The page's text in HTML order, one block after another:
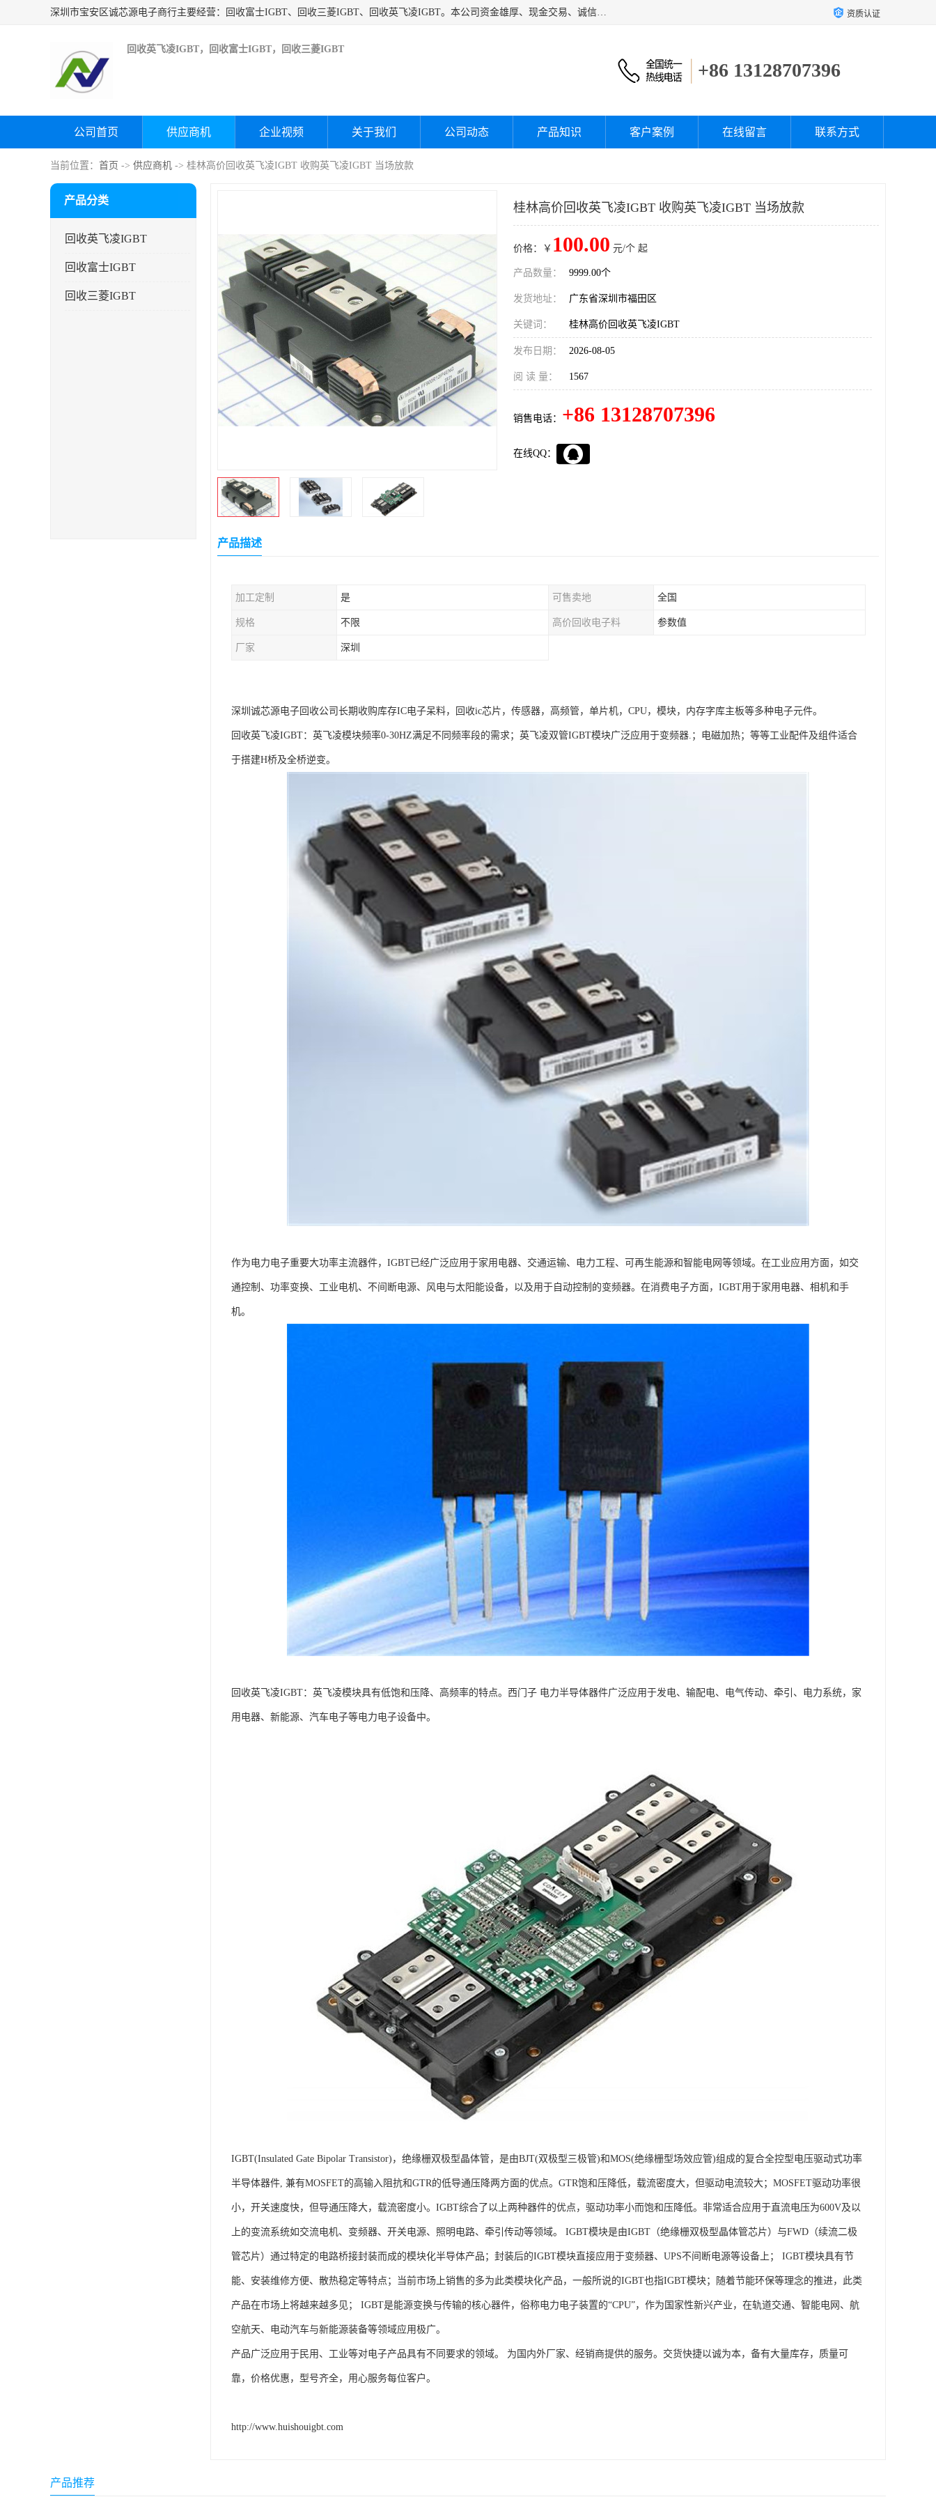
深圳市宝安区诚芯源电子商行主要经营：回收富士IGBT、回收三菱IGBT、回收英飞凌IGBT。本公司资金雄厚、现金交易、诚信待人，经过不断的探索和发展，已形成完善的评估、采购，从而为客户提供快捷价优的库存处理服务，迅速为客户消化库存，回笼资金。 资质认证
回收英飞凌IGBT，回收富士IGBT，回收三菱IGBT
+86 13128707396
公司首页 供应商机 企业视频 关于我们 公司动态 产品知识 客户案例 在线留言 联系方式
当前位置： 首页 -> 供应商机 -> 桂林高价回收英飞凌IGBT 收购英飞凌IGBT 当场放款
产品分类
回收英飞凌IGBT
回收富士IGBT
回收三菱IGBT
桂林高价回收英飞凌IGBT 收购英飞凌IGBT 当场放款
价格：￥ 100.00 元/个 起
产品数量： 9999.00个
发货地址： 广东省深圳市福田区
关键词： 桂林高价回收英飞凌IGBT
发布日期： 2026-08-05
阅 读 量： 1567
销售电话： +86 13128707396
在线QQ：
产品描述
加工定制 是 可售卖地 全国
规格 不限 高价回收电子料 参数值
厂家 深圳
深圳诚芯源电子回收公司长期收购库存IC电子呆料，回收ic芯片，传感器，高频管，单片机，CPU，模块，内存字库主板等多种电子元件。
回收英飞凌IGBT：英飞凌模块频率0-30HZ满足不同频率段的需求；英飞凌双管IGBT模块广泛应用于变频器.；电磁加热；等等工业配件及组件适合
于搭建H桥及全桥逆变。
作为电力电子重要大功率主流器件，IGBT已经广泛应用于家用电器、交通运输、电力工程、可再生能源和智能电网等领域。在工业应用方面，如交
通控制、功率变换、工业电机、不间断电源、风电与太阳能设备，以及用于自动控制的变频器。在消费电子方面，IGBT用于家用电器、相机和手
机。
回收英飞凌IGBT：英飞凌模块具有低饱和压降、高频率的特点。西门子 电力半导体器件广泛应用于发电、输配电、电气传动、牵引、电力系统，家
用电器、新能源、汽车电子等电力电子设备中。
IGBT(Insulated Gate Bipolar Transistor)，绝缘栅双极型晶体管，是由BJT(双极型三极管)和MOS(绝缘栅型场效应管)组成的复合全控型电压驱动式功率
半导体器件, 兼有MOSFET的高输入阻抗和GTR的低导通压降两方面的优点。GTR饱和压降低，载流密度大，但驱动电流较大；MOSFET驱动功率很
小，开关速度快，但导通压降大，载流密度小。IGBT综合了以上两种器件的优点，驱动功率小而饱和压降低。非常适合应用于直流电压为600V及以
上的变流系统如交流电机、变频器、开关电源、照明电路、牵引传动等领域。 IGBT模块是由IGBT（绝缘栅双极型晶体管芯片）与FWD（续流二极
管芯片）通过特定的电路桥接封装而成的模块化半导体产品；封装后的IGBT模块直接应用于变频器、UPS不间断电源等设备上； IGBT模块具有节
能、安装维修方便、散热稳定等特点；当前市场上销售的多为此类模块化产品，一般所说的IGBT也指IGBT模块；随着节能环保等理念的推进，此类
产品在市场上将越来越多见； IGBT是能源变换与传输的核心器件，俗称电力电子装置的“CPU”，作为国家性新兴产业，在轨道交通、智能电网、航
空航天、电动汽车与新能源装备等领域应用极广。
产品广泛应用于民用、工业等对电子产品具有不同要求的领域。 为国内外厂家、经销商提供的服务。交货快捷以诚为本，备有大量库存，质量可
靠，价格优惠，型号齐全，用心服务每位客户。
http://www.huishouigbt.com
产品推荐